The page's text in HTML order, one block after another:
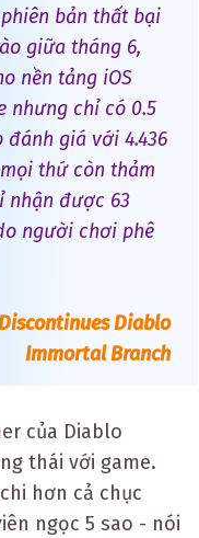
bản thất bại
giữa tháng 6,
nền tảng iOS
nhưng chỉ có 0.5
giá với 4.436
thứ còn thảm
nhận được 63
người chơi phê
Diablo
Immortal Branch
của Diablo
thái với game.
hơn cả chục
ngọc 5 sao - nói